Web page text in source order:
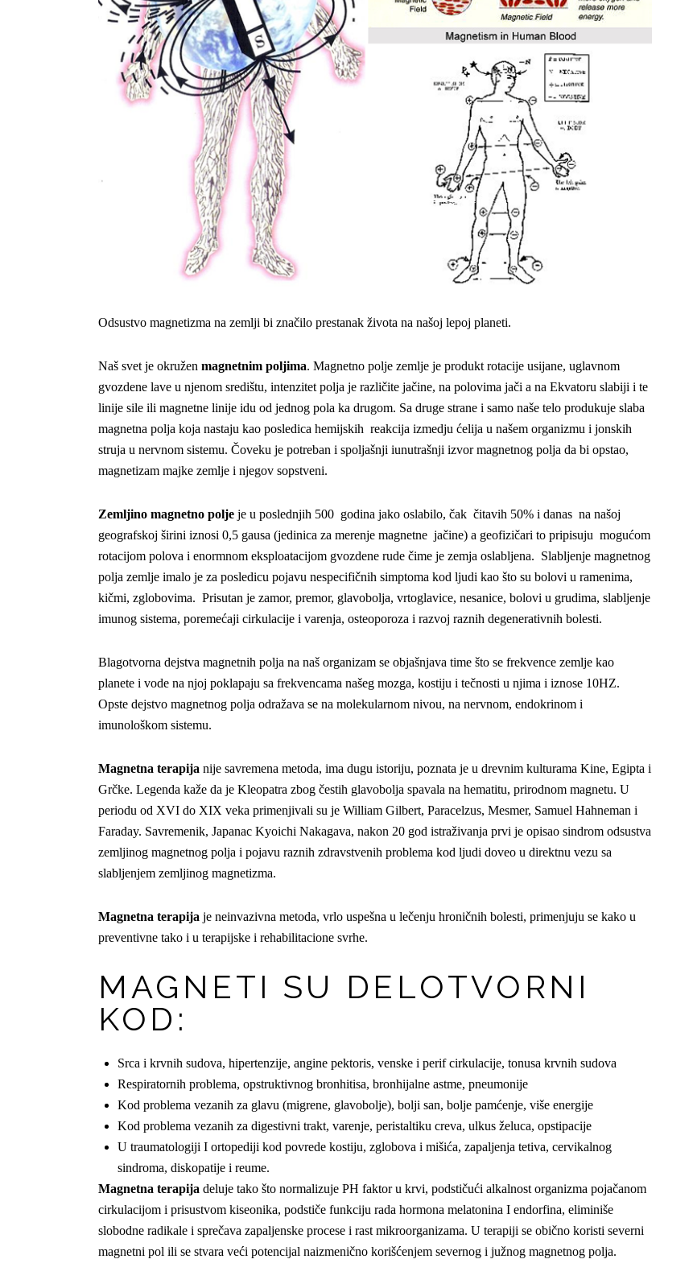
Odsustvo magnetizma na zemlji bi značilo prestanak života na našoj lepoj planeti.
Naš svet je okružen magnetnim poljima. Magnetno polje zemlje je produkt rotacije usijane, uglavnom
gvozdene lave u njenom središtu, intenzitet polja je različite jačine, na polovima jači a na Ekvatoru slabiji i te
linije sile ili magnetne linije idu od jednog pola ka drugom. Sa druge strane i samo naše telo produkuje slaba
magnetna polja koja nastaju kao posledica hemijskih reakcija izmedju ćelija u našem organizmu i jonskih
struja u nervnom sistemu. Čoveku je potreban i spoljašnji iunutrašnji izvor magnetnog polja da bi opstao,
magnetizam majke zemlje i njegov sopstveni.
Zemljino magnetno polje je u poslednjih 500 godina jako oslabilo, čak čitavih 50% i danas na našoj
geografskoj širini iznosi 0,5 gausa (jedinica za merenje magnetne jačine) a geofizičari to pripisuju mogućom
rotacijom polova i enormnom eksploatacijom gvozdene rude čime je zemja oslabljena. Slabljenje magnetnog
polja zemlje imalo je za posledicu pojavu nespecifičnih simptoma kod ljudi kao što su bolovi u ramenima,
kičmi, zglobovima. Prisutan je zamor, premor, glavobolja, vrtoglavice, nesanice, bolovi u grudima, slabljenje
imunog sistema, poremećaji cirkulacije i varenja, osteoporoza i razvoj raznih degenerativnih bolesti.
Blagotvorna dejstva magnetnih polja na naš organizam se objašnjava time što se frekvence zemlje kao
planete i vode na njoj poklapaju sa frekvencama našeg mozga, kostiju i tečnosti u njima i iznose 10HZ.
Opste dejstvo magnetnog polja odražava se na molekularnom nivou, na nervnom, endokrinom i
imunološkom sistemu.
Magnetna terapija nije savremena metoda, ima dugu istoriju, poznata je u drevnim kulturama Kine, Egipta i
Grčke. Legenda kaže da je Kleopatra zbog čestih glavobolja spavala na hematitu, prirodnom magnetu. U
periodu od XVI do XIX veka primenjivali su je William Gilbert, Paracelzus, Mesmer, Samuel Hahneman i
Faraday. Savremenik, Japanac Kyoichi Nakagava, nakon 20 god istraživanja prvi je opisao sindrom odsustva
zemljinog magnetnog polja i pojavu raznih zdravstvenih problema kod ljudi doveo u direktnu vezu sa
slabljenjem zemljinog magnetizma.
Magnetna terapija je neinvazivna metoda, vrlo uspešna u lečenju hroničnih bolesti, primenjuju se kako u
preventivne tako i u terapijske i rehabilitacione svrhe.
MAGNETI SU DELOTVORNI
KOD:
Srca i krvnih sudova, hipertenzije, angine pektoris, venske i perif cirkulacije, tonusa krvnih sudova
Respiratornih problema, opstruktivnog bronhitisa, bronhijalne astme, pneumonije
Kod problema vezanih za glavu (migrene, glavobolje), bolji san, bolje pamćenje, više energije
Kod problema vezanih za digestivni trakt, varenje, peristaltiku creva, ulkus želuca, opstipacije
U traumatologiji I ortopediji kod povrede kostiju, zglobova i mišića, zapaljenja tetiva, cervikalnog
sindroma, diskopatije i reume.
Magnetna terapija deluje tako što normalizuje PH faktor u krvi, podstičući alkalnost organizma pojačanom
cirkulacijom i prisustvom kiseonika, podstiče funkciju rada hormona melatonina I endorfina, eliminiše
slobodne radikale i sprečava zapaljenske procese i rast mikroorganizama. U terapiji se obično koristi severni
magnetni pol ili se stvara veći potencijal naizmenično korišćenjem severnog i južnog magnetnog polja.